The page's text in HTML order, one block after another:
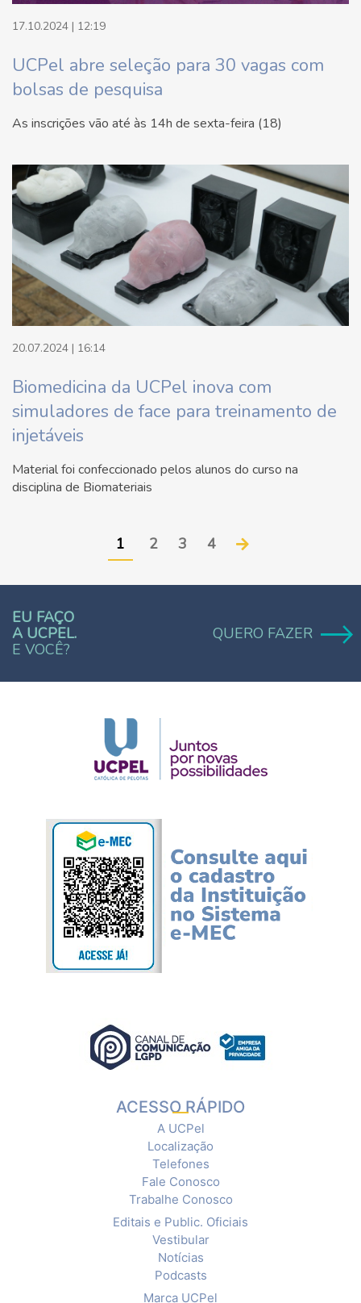
17.10.2024 | 12:19
UCPel abre seleção para 30 vagas com
bolsas de pesquisa
As inscrições vão até às 14h de sexta-feira (18)
20.07.2024 | 16:14
Biomedicina da UCPel inova com
simuladores de face para treinamento de
injetáveis
Material foi confeccionado pelos alunos do curso na
disciplina de Biomateriais
1 2 3 4
EU FAÇO
A UCPEL.
E VOCÊ?
QUERO FAZER
ACESSO RÁPIDO
A UCPel
Localização
Telefones
Fale Conosco
Trabalhe Conosco
Editais e Public. Oficiais
Vestibular
Notícias
Podcasts
Marca UCPel